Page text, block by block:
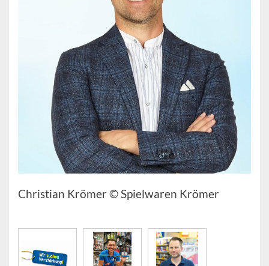
Christian Krömer © Spielwaren Krömer